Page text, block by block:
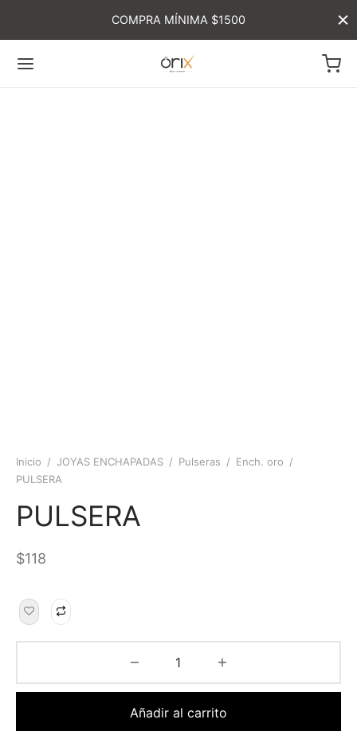
COMPRA MÍNIMA $1500
Inicio / JOYAS ENCHAPADAS / Pulseras / Ench. oro /
PULSERA
PULSERA
$118
Añadir al carrito